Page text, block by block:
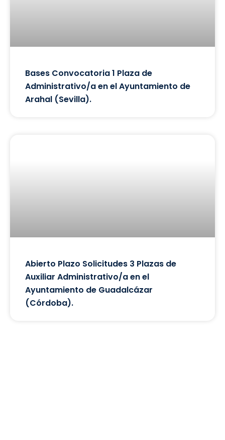
Bases Convocatoria 1 Plaza de
Administrativo/a en el Ayuntamiento de
Arahal (Sevilla).
Abierto Plazo Solicitudes 3 Plazas de
Auxiliar Administrativo/a en el
Ayuntamiento de Guadalcázar
(Córdoba).